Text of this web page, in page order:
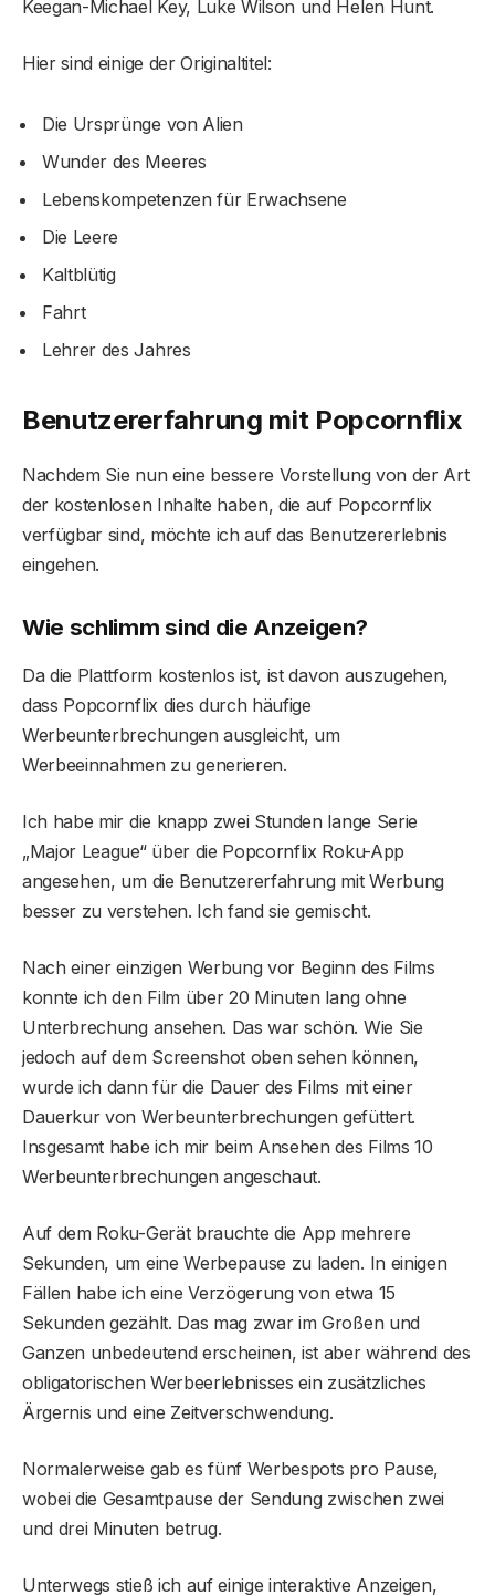
Keegan-Michael Key, Luke Wilson und Helen Hunt.
Hier sind einige der Originaltitel:
Die Ursprünge von Alien
Wunder des Meeres
Lebenskompetenzen für Erwachsene
Die Leere
Kaltblütig
Fahrt
Lehrer des Jahres
Benutzererfahrung mit Popcornflix
Nachdem Sie nun eine bessere Vorstellung von der Art
der kostenlosen Inhalte haben, die auf Popcornflix
verfügbar sind, möchte ich auf das Benutzererlebnis
eingehen.
Wie schlimm sind die Anzeigen?
Da die Plattform kostenlos ist, ist davon auszugehen,
dass Popcornflix dies durch häufige
Werbeunterbrechungen ausgleicht, um
Werbeeinnahmen zu generieren.
Ich habe mir die knapp zwei Stunden lange Serie
„Major League“ über die Popcornflix Roku-App
angesehen, um die Benutzererfahrung mit Werbung
besser zu verstehen. Ich fand sie gemischt.
Nach einer einzigen Werbung vor Beginn des Films
konnte ich den Film über 20 Minuten lang ohne
Unterbrechung ansehen. Das war schön. Wie Sie
jedoch auf dem Screenshot oben sehen können,
wurde ich dann für die Dauer des Films mit einer
Dauerkur von Werbeunterbrechungen gefüttert.
Insgesamt habe ich mir beim Ansehen des Films 10
Werbeunterbrechungen angeschaut.
Auf dem Roku-Gerät brauchte die App mehrere
Sekunden, um eine Werbepause zu laden. In einigen
Fällen habe ich eine Verzögerung von etwa 15
Sekunden gezählt. Das mag zwar im Großen und
Ganzen unbedeutend erscheinen, ist aber während des
obligatorischen Werbeerlebnisses ein zusätzliches
Ärgernis und eine Zeitverschwendung.
Normalerweise gab es fünf Werbespots pro Pause,
wobei die Gesamtpause der Sendung zwischen zwei
und drei Minuten betrug.
Unterwegs stieß ich auf einige interaktive Anzeigen,